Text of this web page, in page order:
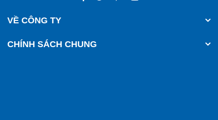
VỀ CÔNG TY
CHÍNH SÁCH CHUNG